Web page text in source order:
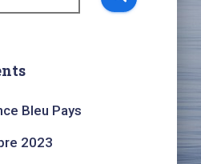
Bleu Pays
2023​